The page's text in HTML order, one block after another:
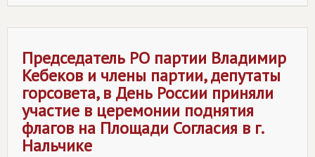
Председатель РО партии Владимир
Кебеков и члены партии, депутаты
горсовета, в День России приняли
участие в церемонии поднятия
флагов на Площади Согласия в г.
Нальчике